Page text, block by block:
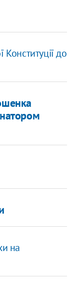
до
на